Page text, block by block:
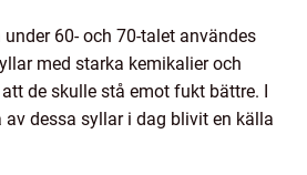
60- och 70-talet användes
med starka kemikalier och
de skulle stå emot fukt bättre. I
dessa syllar i dag blivit en källa